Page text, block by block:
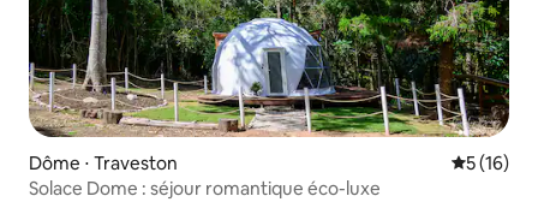
Dôme ⋅ Traveston
5 (16)
Solace Dome : séjour romantique éco-luxe